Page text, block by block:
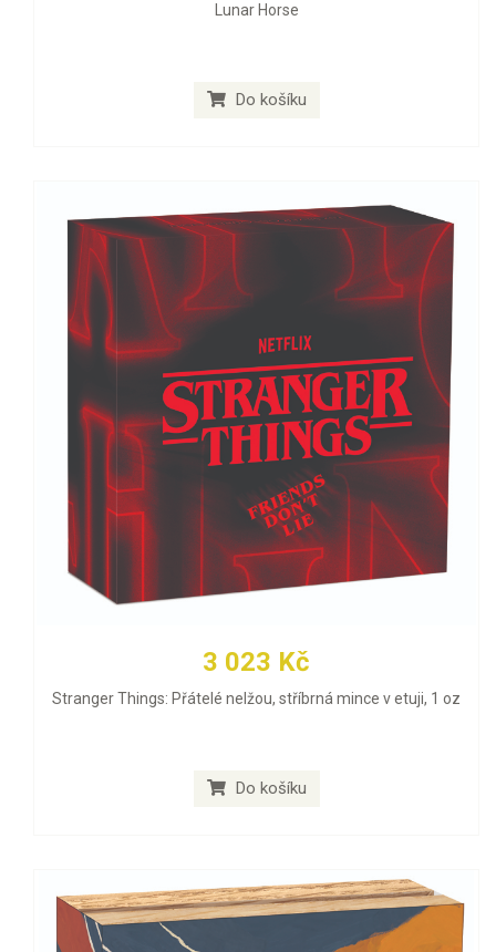
Lunar Horse
Do košíku
3 023 Kč
Stranger Things: Přátelé nelžou, stříbrná mince v etuji, 1 oz
Do košíku